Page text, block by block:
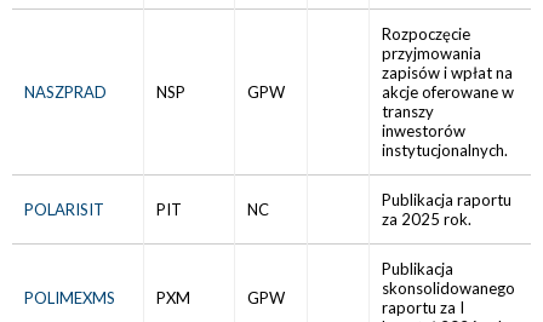
NASZPRAD NSP GPW
Rozpoczęcie
przyjmowania
zapisów i wpłat na
akcje oferowane w
transzy
inwestorów
instytucjonalnych.
POLARISIT PIT NC
Publikacja raportu
za 2025 rok.
POLIMEXMS PXM GPW
Publikacja
skonsolidowanego
raportu za I